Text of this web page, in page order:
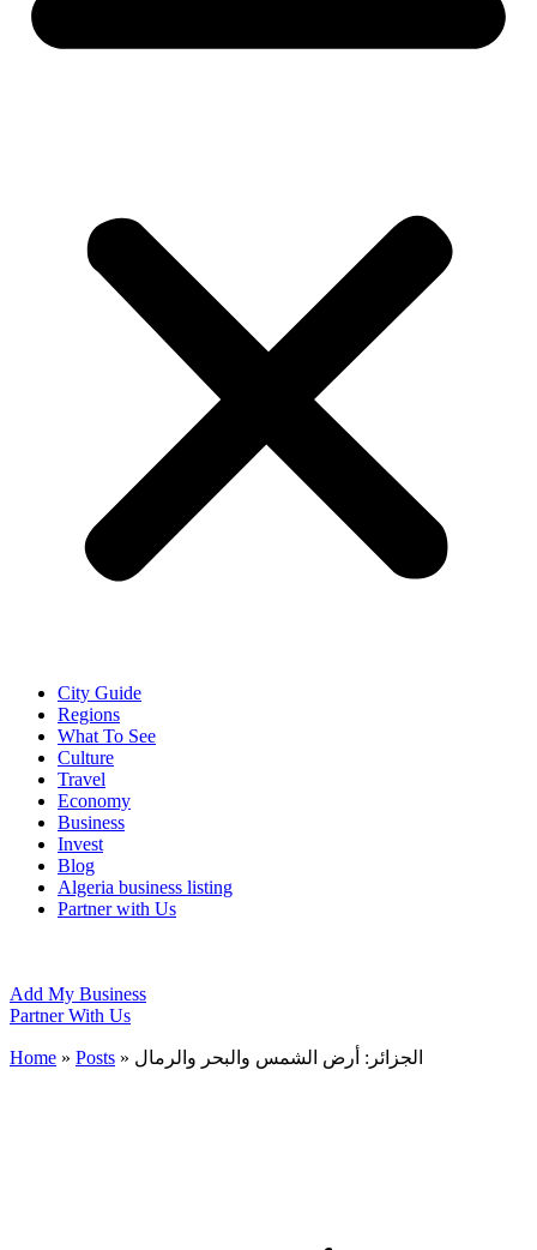
City Guide
Regions
What To See
Culture
Travel
Economy
Business
Invest
Blog
Algeria business listing
Partner with Us
Add My Business
Partner With Us
Home » Posts » الجزائر: أرض الشمس والبحر والرمال